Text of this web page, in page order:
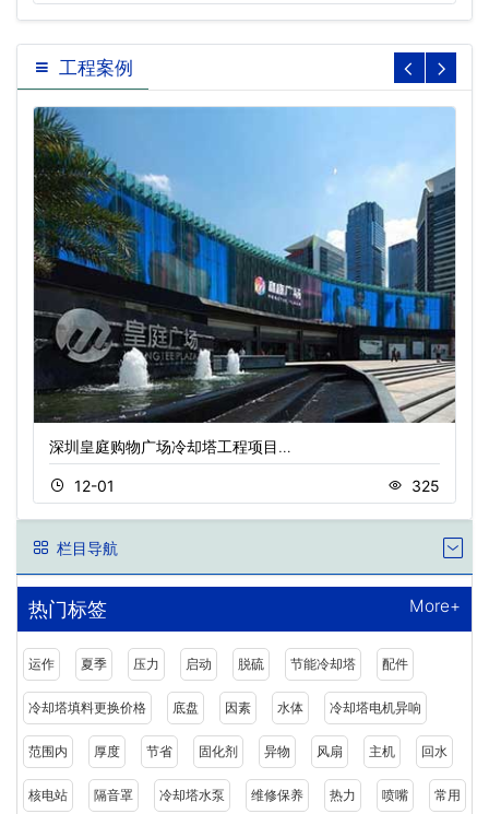
工程案例
深圳皇庭购物广场冷却塔工程项目…
12-01 325
栏目导航
热门标签 More+
运作 夏季 压力 启动 脱硫 节能冷却塔 配件
冷却塔填料更换价格 底盘 因素 水体 冷却塔电机异响
范围内 厚度 节省 固化剂 异物 风扇 主机 回水
核电站 隔音罩 冷却塔水泵 维修保养 热力 喷嘴 常用